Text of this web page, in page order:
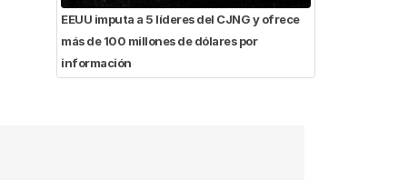
EEUU imputa a 5 líderes del CJNG y ofrece
más de 100 millones de dólares por
información